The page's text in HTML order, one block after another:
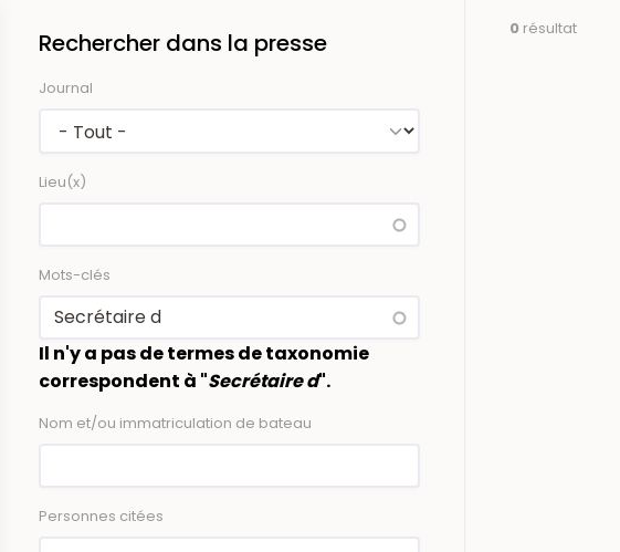
Rechercher dans la presse
Journal
Lieu(x)
Mots-clés
Il n'y a pas de termes de taxonomie
correspondent à "Secrétaire d".
Nom et/ou immatriculation de bateau
Personnes citées
0 résultat